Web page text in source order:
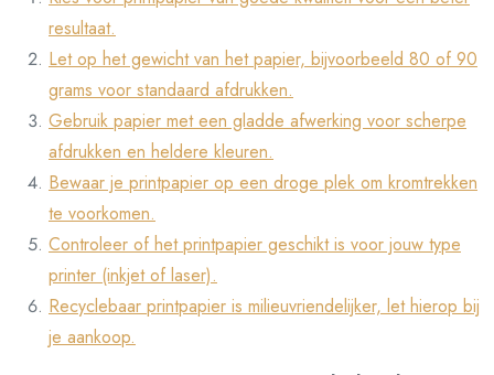
resultaat.
Let op het gewicht van het papier, bijvoorbeeld 80 of 90
grams voor standaard afdrukken.
Gebruik papier met een gladde afwerking voor scherpe
afdrukken en heldere kleuren.
Bewaar je printpapier op een droge plek om kromtrekken
te voorkomen.
Controleer of het printpapier geschikt is voor jouw type
printer (inkjet of laser).
Recyclebaar printpapier is milieuvriendelijker, let hierop bij
je aankoop.